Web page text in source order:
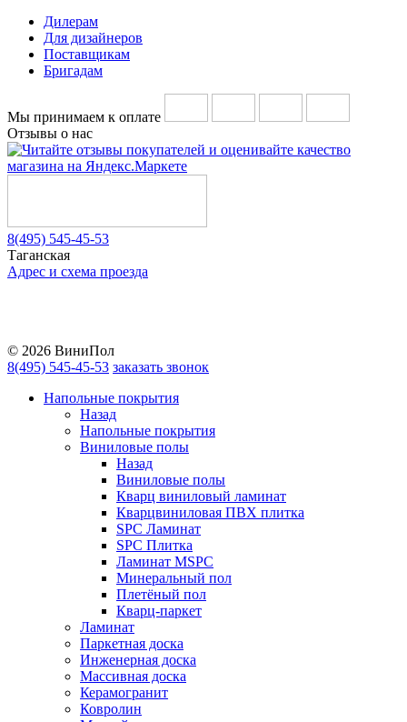
Дилерам
Для дизайнеров
Поставщикам
Бригадам
Мы принимаем к оплате
Отзывы о нас
8(495) 545-45-53
Таганская
Адрес и схема проезда
© 2026 ВиниПол
8(495) 545-45-53 заказать звонок
Напольные покрытия
Назад
Напольные покрытия
Виниловые полы
Назад
Виниловые полы
Кварц виниловый ламинат
Кварцвиниловая ПВХ плитка
SPC Ламинат
SPC Плитка
Ламинат MSPC
Минеральный пол
Плетёный пол
Кварц-паркет
Ламинат
Паркетная доска
Инженерная доска
Массивная доска
Керамогранит
Ковролин